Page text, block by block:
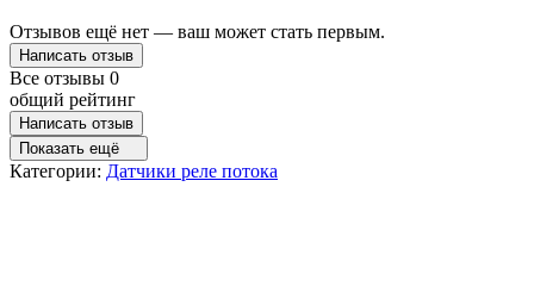
Отзывов ещё нет — ваш может стать первым.
Написать отзыв
Все отзывы 0
общий рейтинг
Написать отзыв
Показать ещё
Категории: Датчики реле потока